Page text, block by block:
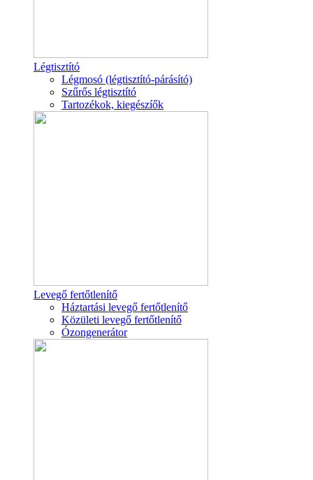
Légtisztító
Légmosó (légtisztító-párásító)
Szűrős légtisztító
Tartozékok, kiegészíők
Levegő fertőtlenítő
Háztartási levegő fertőtlenítő
Közületi levegő fertőtlenítő
Ózongenerátor